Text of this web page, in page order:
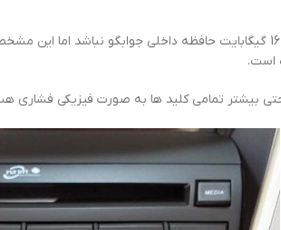
است.
بیشتر تمامی کلید ها به صورت فیزیکی فشاری